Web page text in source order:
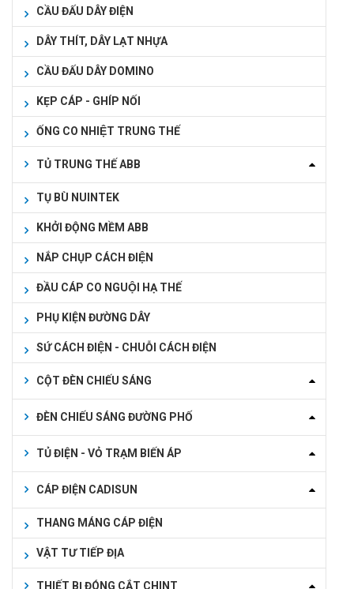
CẦU ĐẤU DÂY ĐIỆN
DÂY THÍT, DÂY LẠT NHỰA
CẦU ĐẤU DÂY DOMINO
KẸP CÁP - GHÍP NỐI
ỐNG CO NHIỆT TRUNG THẾ
TỦ TRUNG THẾ ABB
TỤ BÙ NUINTEK
KHỞI ĐỘNG MỀM ABB
NẮP CHỤP CÁCH ĐIỆN
ĐẦU CÁP CO NGUỘI HẠ THẾ
PHỤ KIỆN ĐƯỜNG DÂY
SỨ CÁCH ĐIỆN - CHUỖI CÁCH ĐIỆN
CỘT ĐÈN CHIẾU SÁNG
ĐÈN CHIẾU SÁNG ĐƯỜNG PHỐ
TỦ ĐIỆN - VỎ TRẠM BIẾN ÁP
CÁP ĐIỆN CADISUN
THANG MÁNG CÁP ĐIỆN
VẬT TƯ TIẾP ĐỊA
THIẾT BỊ ĐÓNG CẮT CHINT